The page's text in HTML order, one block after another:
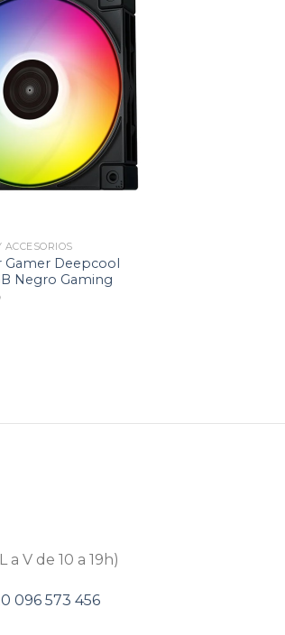
Gamer Deepcool
Negro Gaming
a V de 10 a 19h)
096 573 456